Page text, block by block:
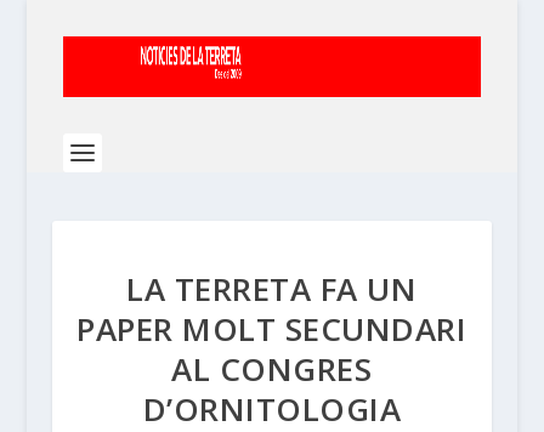
LA TERRETA FA UN
PAPER MOLT SECUNDARI
AL CONGRES
D’ORNITOLOGIA